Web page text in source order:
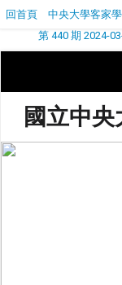
回首頁
中央大學客家
第 440 期 2024-